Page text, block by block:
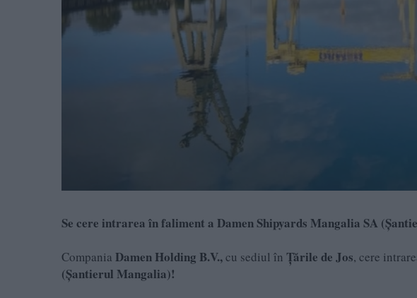
Se cere intrarea în faliment a Damen Shipyards Mangalia SA
Compania Damen Holding B.V.,cu sediul în Țările de Jos, cere
(Șantierul Mangalia)!